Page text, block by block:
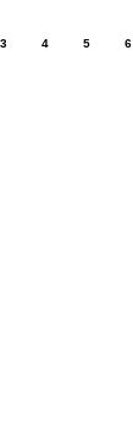
3 4 5 6